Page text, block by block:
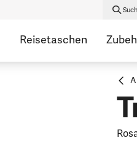
Reisetaschen